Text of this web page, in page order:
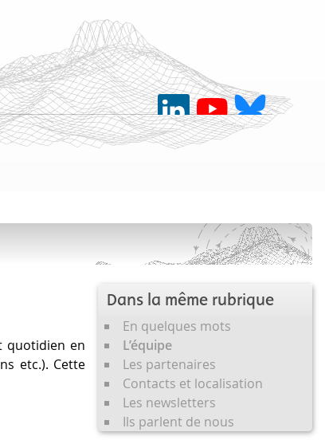
Dans la même rubrique
En quelques mots
L’équipe
Les partenaires
Contacts et localisation
Les newsletters
Ils parlent de nous
quotidien en
etc.). Cette